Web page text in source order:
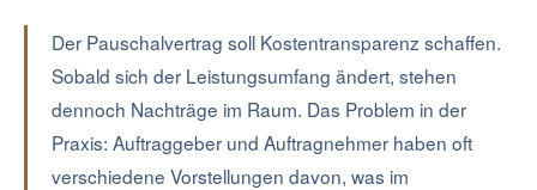
Der Pauschalvertrag soll Kostentransparenz schaffen.
Sobald sich der Leistungsumfang ändert, stehen
dennoch Nachträge im Raum. Das Problem in der
Praxis: Auftraggeber und Auftragnehmer haben oft
verschiedene Vorstellungen davon, was im